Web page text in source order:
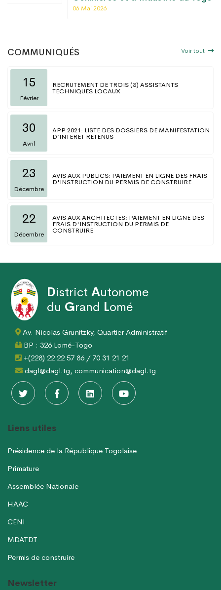
COMMUNIQUÉS Voir tout
15
Février
RECRUTEMENT DE TROIS (3) ASSISTANTS
TECHNIQUES LOCAUX
30
Avril
APP 2021: LISTE DES DOSSIERS DE MANIFESTATION
D’INTERET RETENUS
23
Décembre
AVIS AUX PUBLICS: PAIEMENT EN LIGNE DES FRAIS
D'INSTRUCTION DU PERMIS DE CONSTRUIRE
22
Décembre
AVIS AUX ARCHITECTES: PAIEMENT EN LIGNE DES
FRAIS D'INSTRUCTION DU PERMIS DE
CONSTRUIRE
District Autonome
du Grand Lomé
Av. Nicolas Grunitzky, Quartier Administratif
BP : 326 Lomé-Togo
+(228) 22 22 57 86 / 70 31 21 21
dagl@dagl.tg, communication@dagl.tg
Liens utiles
Présidence de la République Togolaise
Primature
Assemblée Nationale
HAAC
CENI
MDATDT
Permis de construire
Newsletter